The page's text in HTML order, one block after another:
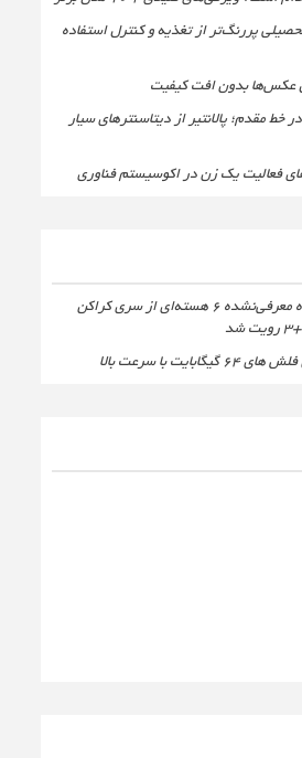
پررنگ‌تر از تغذیه و کنترل استفاده
مقدم؛ پالانتیر از دیتاسنترهای سیار
فعالیت یک زن در اکوسیستم فناوری
پردازنده معرفی‌نشده 6 هسته‌ای از سری کراکن
با سرعت بالا